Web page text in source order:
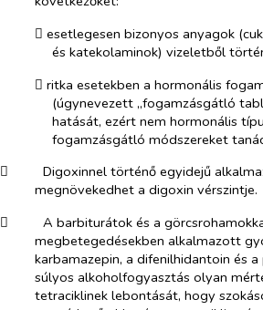
​ esetlegesen bizonyos anyagok
és katekolaminok) vizeletből
​ ritka esetekben a hormonális
(úgynevezett „fogamzásgátló
hatását, ezért nem hormonális
fogamzásgátló módszereket
​
Digoxinnel történő egyidejű
megnövekedhet a digoxin vérszintje.
​
A barbiturátok és a
megbetegedésekben alkalmazott
karbamazepin, a difenilhidantoin és
súlyos alkoholfogyasztás olyan
tetraciklinek lebontását, hogy